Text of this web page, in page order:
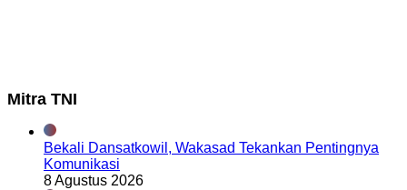
Mitra TNI
Bekali Dansatkowil, Wakasad Tekankan Pentingnya
Komunikasi
8 Agustus 2026